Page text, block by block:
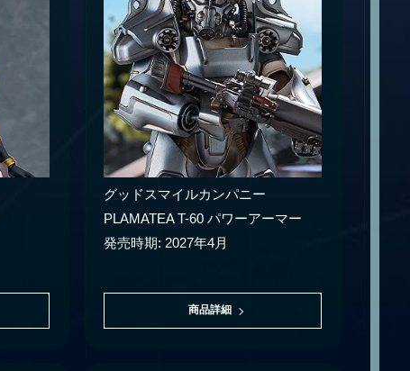
グッドスマイルカンパニー
PLAMATEA T-60 パワーアーマー
発売時期: 2027年4月
商品詳細